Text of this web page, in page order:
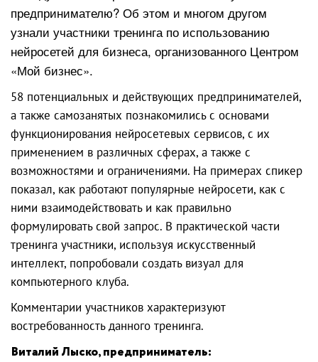
предпринимателю? Об этом и многом другом
узнали участники тренинга по использованию
нейросетей для бизнеса, организованного Центром
«Мой бизнес».
58 потенциальных и действующих предпринимателей,
а также самозанятых познакомились с основами
функционирования нейросетевых сервисов, с их
применением в различных сферах, а также с
возможностями и ограничениями. На примерах спикер
показал, как работают популярные нейросети, как с
ними взаимодействовать и как правильно
формулировать свой запрос. В практической части
тренинга участники, используя искусственный
интеллект, попробовали создать визуал для
компьютерного клуба.
Комментарии участников характеризуют
востребованность данного тренинга.
Виталий Лыско, предприниматель: